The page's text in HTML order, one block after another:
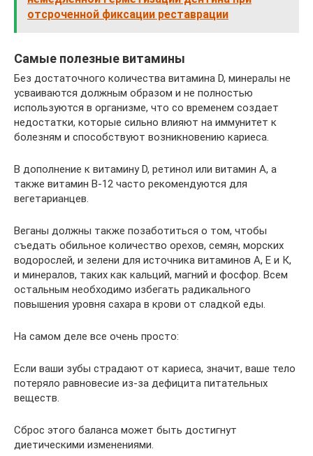
отсроченной фиксации реставрации
Самые полезные витамины
Без достаточного количества витамина D, минералы не
усваиваются должным образом и не полностью
используются в организме, что со временем создает
недостатки, которые сильно влияют на иммунитет к
болезням и способствуют возникновению кариеса.
В дополнение к витамину D, ретинол или витамин А, а
также витамин B-12 часто рекомендуются для
вегетарианцев.
Веганы должны также позаботиться о том, чтобы
съедать обильное количество орехов, семян, морских
водорослей, и зелени для источника витаминов А, Е и К,
и минералов, таких как кальций, магний и фосфор. Всем
остальным необходимо избегать радикального
повышения уровня сахара в крови от сладкой еды.
На самом деле все очень просто:
Если ваши зубы страдают от кариеса, значит, ваше тело
потеряло равновесие из-за дефицита питательных
веществ.
Сброс этого баланса может быть достигнут
диетическими изменениями.